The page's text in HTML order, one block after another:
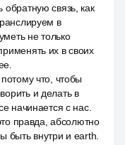
связь, как
в
не только
их в своих
что, чтобы
и делать в
начинается с нас.
правда, абсолютно
быть внутри и earth.